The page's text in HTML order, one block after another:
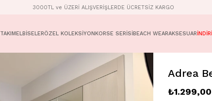
3000TL ve ÜZERİ ALIŞVERİŞLERDE ÜCRETSİZ KARGO
TAKIMELBİSELERÖZEL KOLEKSİYONKORSE SERİSİBEACH WEARAKSESUAR
Adrea
₺1.299,00